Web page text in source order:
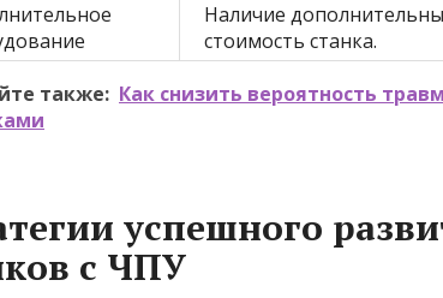
Наличие
стоимость станка.
также: Как снизить вероятность
успешного
с ЧПУ